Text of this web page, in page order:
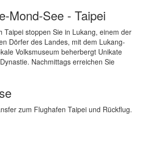
Mond-See - Taipei
Taipei stoppen Sie in Lukang, einem der
Dörfer des Landes, mit dem Lukang-
Volksmuseum beherbergt Unikate
Nachmittags erreichen Sie
zum Flughafen Taipei und Rückflug.